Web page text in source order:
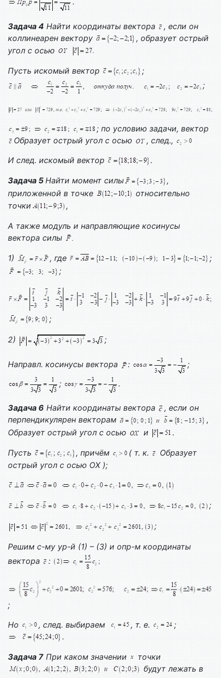
Задача 4 Найти координаты вектора
, если он
коллинеарен вектору
, образует острый
угол с осью
Пусть искомый вектор
;
;
; по условию задачи, вектор
Образует острый угол с осью
, след.,
И след. искомый вектор
.
Задача 5 Найти момент силы
,
приложенной в точке
относительно
точки
,
А также модуль и направляющие косинусы
вектора силы
1) , где
;
;
;
2) ;
Направл. косинусы вектора :
;
;
.
Задача 6 Найти координаты вектора
, если он
перпендикулярен векторам
,
Образует острый угол с осью
и .
Пусть , причём ( т. к.
Образует
острый угол с осью OX);
;
;
Решим с-му ур-й (1) – (3) и опр-м координаты
вектора
:
;
Но
, след. выбираем , т. е.
;
.
Задача 7 При каком значении
точки
будут лежать в